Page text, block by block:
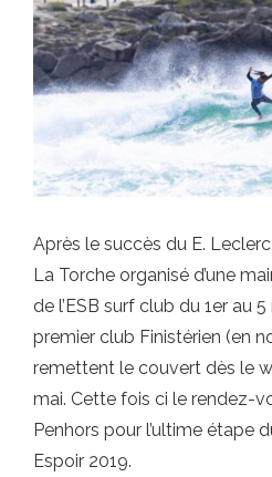
Après le succès du E.
La Torche organisé d’une
de l’ESB surf club du 1er au
premier club Finistérien (en
remettent le couvert dès le
mai. Cette fois ci le rendez-
Penhors pour l’ultime étape
Espoir 2019.